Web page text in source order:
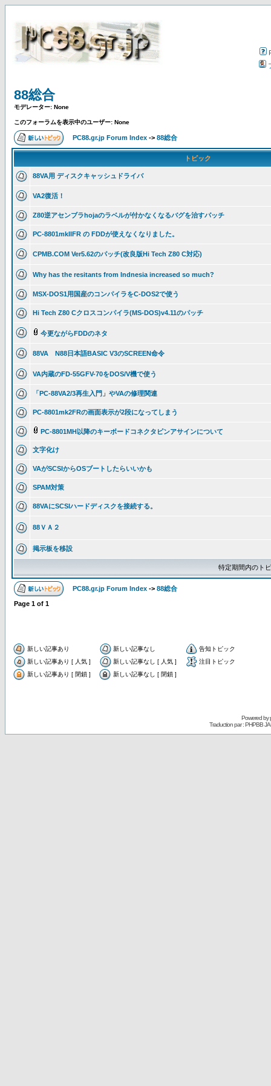
88総合
モデレーター: None
このフォーラムを表示中のユーザー: None
PC88.gr.jp Forum Index -> 88総合
トピック
88VA用 ディスクキャッシュドライバ
VA2復活！
Z80逆アセンブラhojaのラベルが付かなくなるバグを治すパッチ
PC-8801mkIIFR の FDDが使えなくなりました。
CPMB.COM Ver5.62のパッチ(改良版Hi Tech Z80 C対応)
Why has the resitants from Indnesia increased so much?
MSX-DOS1用国産のコンパイラをC-DOS2で使う
Hi Tech Z80 Cクロスコンパイラ(MS-DOS)v4.11のパッチ
今更ながらFDDのネタ
88VA N88日本語BASIC V3のSCREEN命令
VA内蔵のFD-55GFV-70をDOS/V機で使う
「PC-88VA2/3再生入門」やVAの修理関連
PC-8801mk2FRの画面表示が2段になってしまう
PC-8801MH以降のキーボードコネクタピンアサインについて
文字化け
VAがSCSIからOSブートしたらいいかも
SPAM対策
88VAにSCSIハードディスクを接続する。
88ＶＡ２
掲示板を移設
特定期間内のト
PC88.gr.jp Forum Index -> 88総合
Page 1 of 1
新しい記事あり 新しい記事なし
告知トピック
新しい記事あり [ 人気 ]
新しい記事なし [ 人気 ]
注目トピック
新しい記事あり [ 閉鎖 ]
新しい記事なし [ 閉鎖 ]
Powered by
Traduction par : PHPBB